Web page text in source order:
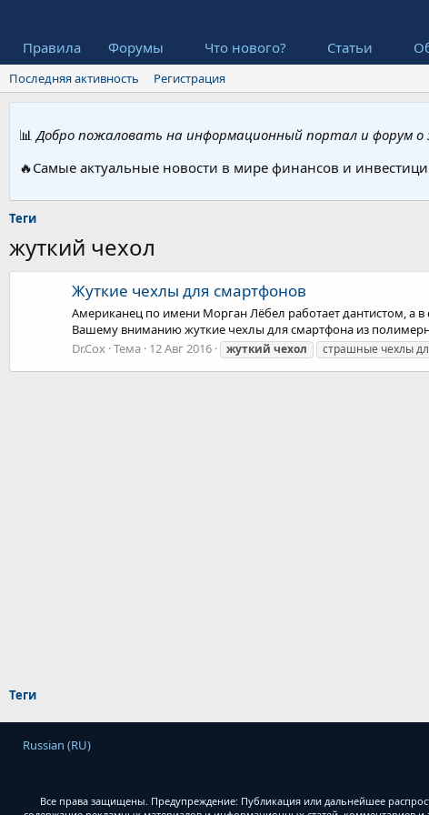
Правила Форумы Что нового? Статьи
Последняя активность Регистрация
📊 Добро пожаловать на информационный портал и форум о
🔥Самые актуальные новости в мире финансов и
Теги
жуткий чехол
Жуткие чехлы для смартфонов
Американец по имени Морган Лёбел работает дантистом, а
Вашему вниманию жуткие чехлы для смартфона из
Dr.Cox Тема 12 Авг 2016 жуткий чехол страшные чехлы
Теги
Russian (RU)
Все права защищены. Предупреждение: Публикация или дальнейшее